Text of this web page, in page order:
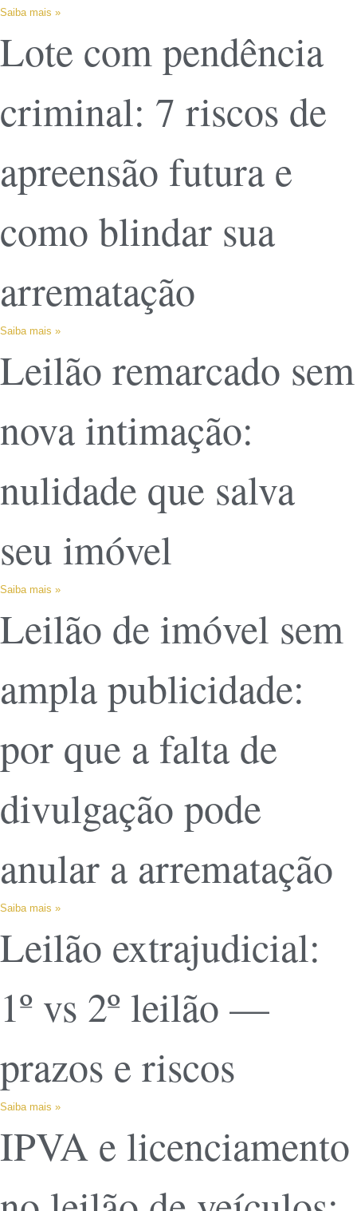
Saiba mais »
Lote com pendência
criminal: 7 riscos de
apreensão futura e
como blindar sua
arrematação
Saiba mais »
Leilão remarcado sem
nova intimação:
nulidade que salva
seu imóvel
Saiba mais »
Leilão de imóvel sem
ampla publicidade:
por que a falta de
divulgação pode
anular a arrematação
Saiba mais »
Leilão extrajudicial:
1º vs 2º leilão —
prazos e riscos
Saiba mais »
IPVA e licenciamento